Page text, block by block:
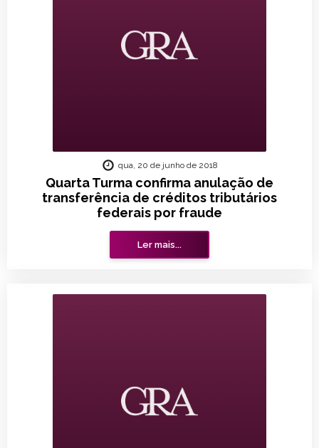
Quarta Turma confirma anulação de
transferência de créditos tributários
federais por fraude
qua, 20 de junho de 2018
Ler mais...